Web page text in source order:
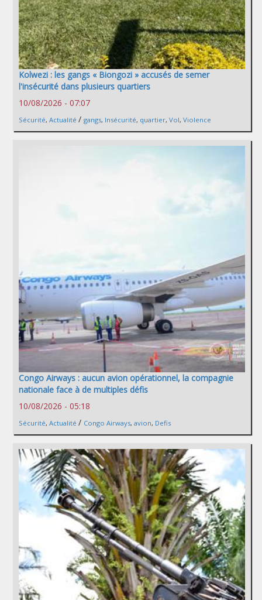
Kolwezi : les gangs « Biongozi » accusés de semer
l'insécurité dans plusieurs quartiers
10/08/2026 - 07:07
Sécurité, Actualité / gangs, Insécurité, quartier, Vol, Violence
Congo Airways : aucun avion opérationnel, la compagnie
nationale face à de multiples défis
10/08/2026 - 05:18
Sécurité, Actualité / Congo Airways, avion, Defis